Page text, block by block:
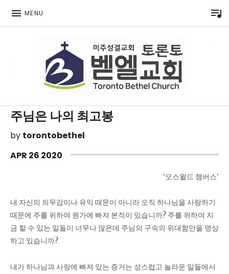
MENU
주님은 나의 최고봉
by torontobethel
APR 26 2020
‘오스왈드 챔버스’
내 자신의 의무감이나 유익 때문이 아니라 오직 하나님을 사랑하기
때문에 주를 위하여 뭔가에 빠져 본적이 있습니까? 주를 위하여 지
금 할 수 있는 일들이 너무나 많은데 주님의 구속의 위대함만을 명상
하고 있습니까?
내가 하나님과 사랑에 빠져 있는 증거는 성스럽고 놀라운 일들에서